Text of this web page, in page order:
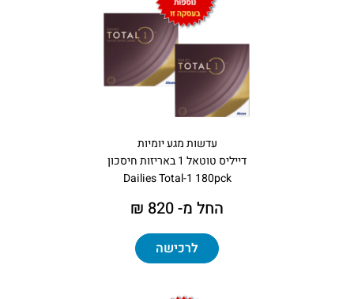
עדשות מגע יומיות
דייליס טוטאל 1 באריזות חיסכון
Dailies Total-1 180pck
החל מ- 820 ₪
לרכישה